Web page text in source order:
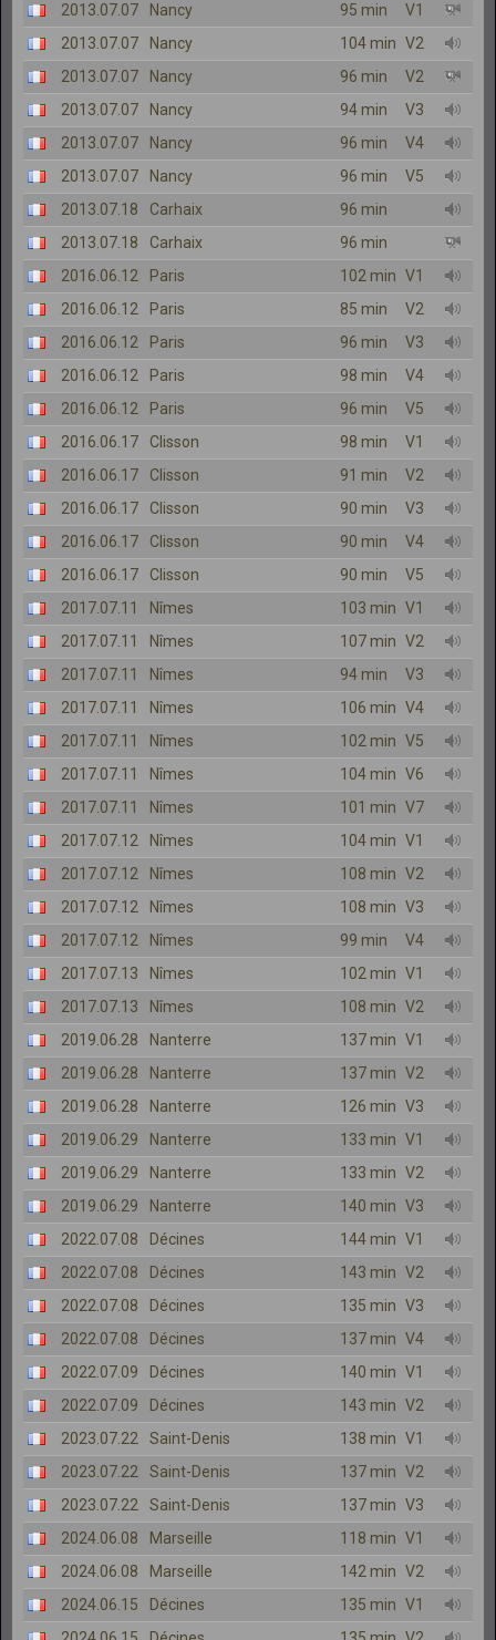
2013.07.07
Nancy 95 min
V1
2013.07.07
Nancy 104 min V2
2013.07.07
Nancy 96 min
V2
2013.07.07
Nancy 94 min
V3
2013.07.07
Nancy 96 min
V4
2013.07.07
Nancy 96 min
V5
2013.07.18
Carhaix
96 min
2013.07.18
Carhaix
96 min
2016.06.12
Paris 102 min V1
2016.06.12
Paris 85 min
V2
2016.06.12
Paris 96 min
V3
2016.06.12
Paris 98 min
V4
2016.06.12
Paris 96 min
V5
2016.06.17
Clisson 98 min
V1
2016.06.17
Clisson 91 min
V2
2016.06.17
Clisson 90 min
V3
2016.06.17
Clisson 90 min
V4
2016.06.17
Clisson 90 min
V5
2017.07.11
Nîmes 103 min V1
2017.07.11
Nîmes 107 min V2
2017.07.11
Nîmes 94 min
V3
2017.07.11
Nîmes 106 min V4
2017.07.11
Nîmes 102 min V5
2017.07.11
Nîmes 104 min V6
2017.07.11
Nîmes 101 min V7
2017.07.12
Nîmes 104 min V1
2017.07.12
Nîmes 108 min V2
2017.07.12
Nîmes 108 min V3
2017.07.12
Nîmes 99 min
V4
2017.07.13
Nîmes 102 min V1
2017.07.13
Nîmes 108 min V2
2019.06.28
Nanterre 137 min V1
2019.06.28
Nanterre 137 min V2
2019.06.28
Nanterre 126 min V3
2019.06.29
Nanterre 133 min V1
2019.06.29
Nanterre 133 min V2
2019.06.29
Nanterre 140 min V3
2022.07.08
Décines 144 min V1
2022.07.08
Décines 143 min V2
2022.07.08
Décines 135 min V3
2022.07.08
Décines 137 min V4
2022.07.09
Décines 140 min V1
2022.07.09
Décines 143 min V2
2023.07.22
Saint-Denis 138 min V1
2023.07.22
Saint-Denis 137 min V2
2023.07.22
Saint-Denis 137 min V3
2024.06.08
Marseille 118 min V1
2024.06.08
Marseille 142 min V2
2024.06.15
Décines 135 min V1